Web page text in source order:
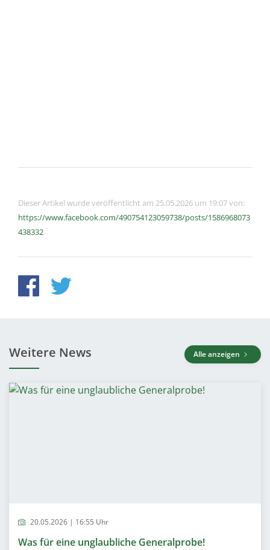
Dieser Artikel wurde veröffentlicht am 25.05.2026 um 19:07 von:
https://www.facebook.com/490754123059738/posts/1586968073
438332
Weitere News Alle anzeigen
20.05.2026 | 16:55 Uhr
Was für eine unglaubliche Generalprobe!